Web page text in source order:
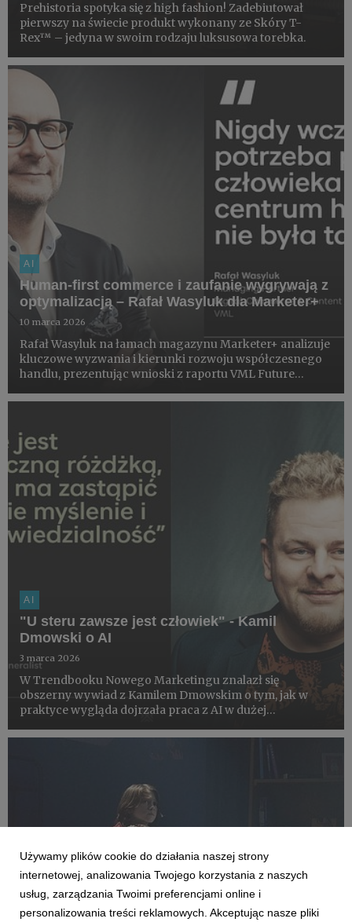
Prehistoria spotyka się z high fashion! Zadebiutował
pierwszy na świecie produkt wykonany ze Skóry T-
Rex™ – jedyna w swoim rodzaju luksusowa torebka.
AI
Human-first commerce i zaufanie wygrywają z
optymalizacją – Rafał Wasyluk dla Marketer+
10 marca 2026
Rafał Wasyluk na łamach magazynu Marketer+ analizuje
kluczowe wyzwania i kierunki rozwoju współczesnego
handlu, prezentując wnioski z raportu VML Future
AI
"U steru zawsze jest człowiek" - Kamil
Dmowski o AI
3 marca 2026
W Trendbooku Nowego Marketingu znalazł się
obszerny wywiad z Kamilem Dmowskim o tym, jak w
praktyce wygląda dojrzała praca z AI w dużej
Używamy plików cookie do działania naszej strony
internetowej, analizowania Twojego korzystania z naszych
usług, zarządzania Twoimi preferencjami online i
personalizowania treści reklamowych. Akceptując nasze pliki